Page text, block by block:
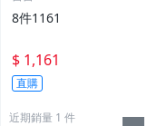
8件1161
$ 1,161
直購
近期銷量 1 件